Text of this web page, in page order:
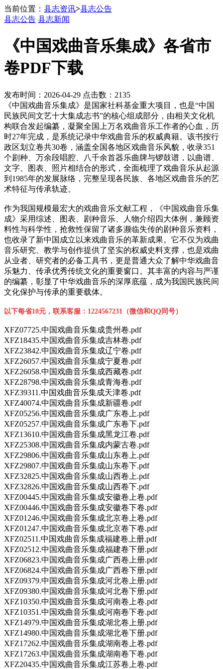
当前位置： 县志资讯>县志公告
县志公告 县志新闻
《中国戏曲音乐集成》各省市
卷PDF下载
发布时间：2026-04-29 点击数：2135
《中国戏曲音乐集成》是国家社科基金重大项目，也是“中国
民族民间文艺十大集成志书”的核心组成部分，由相关文化机
构联合发起编纂，凝聚全国上万名戏曲音乐工作者的心血，历
时27年完成，是系统记录中华戏曲音乐的权威典籍。该书按行
政区划立卷共30卷，涵盖全国各地区戏曲音乐风貌，收录351
个剧种、万余段唱腔、八千余首器乐曲牌与锣鼓谱，以曲谱、
文字、图表、照片相结合的形式，全面梳理了戏曲音乐从起源
到1985年的发展脉络，完整呈现各民族、各地区戏曲音乐的艺
术特征与传承轨迹。
作为我国规模最宏大的戏曲音乐文献工程，《中国戏曲音乐集
成》采用综述、图表、剧种音乐、人物介绍四大体例，兼顾资
料性与科学性，抢救性保留了诸多濒临失传的剧种音乐资料，
也收录了新中国成立以来戏曲音乐的革新成果。它不仅为戏曲
音乐研究、教学与创作提供了坚实的权威史料支撑，也是戏曲
从业者、研究者的必备工具书，更是普通大众了解中华戏曲音
乐魅力、传承优秀传统文化的重要窗口。其丰富的内容与严谨
的编纂，彰显了中华戏曲音乐的深厚底蕴，成为我国民族民间
文化保护与传承的重要载体。
以下每省10元，联系客服：1224567231（微信和QQ同号）
XFZ07725.中国戏曲音乐集成贵州卷.pdf
XFZ18435.中国戏曲音乐集成吉林卷.pdf
XFZ23842.中国戏曲音乐集成辽宁卷.pdf
XFZ26057.中国戏曲音乐集成宁夏卷.pdf
XFZ26058.中国戏曲音乐集成西藏卷.pdf
XFZ28798.中国戏曲音乐集成青海卷.pdf
XFZ39311.中国戏曲音乐集成天津卷.pdf
XFZ40074.中国戏曲音乐集成新疆卷.pdf
XFZ05256.中国戏曲音乐集成广东卷上.pdf
XFZ05257.中国戏曲音乐集成广东卷下.pdf
XFZ13610.中国戏曲音乐集成黑龙江卷.pdf
XFZ25308.中国戏曲音乐集成内蒙古卷.pdf
XFZ29806.中国戏曲音乐集成山东卷上.pdf
XFZ29807.中国戏曲音乐集成山东卷下.pdf
XFZ32825.中国戏曲音乐集成山西卷上.pdf
XFZ32826.中国戏曲音乐集成山西卷下.pdf
XFZ00445.中国戏曲音乐集成安徽卷上卷.pdf
XFZ00446.中国戏曲音乐集成安徽卷下卷.pdf
XFZ01246.中国戏曲音乐集成北京卷上卷.pdf
XFZ01247.中国戏曲音乐集成北京卷下卷.pdf
XFZ02511.中国戏曲音乐集成福建卷上册.pdf
XFZ02512.中国戏曲音乐集成福建卷下册.pdf
XFZ06823.中国戏曲音乐集成广西卷上册.pdf
XFZ06824.中国戏曲音乐集成广西卷下册.pdf
XFZ09379.中国戏曲音乐集成河北卷上册.pdf
XFZ09380.中国戏曲音乐集成河北卷下册.pdf
XFZ10350.中国戏曲音乐集成河南卷上卷.pdf
XFZ10351.中国戏曲音乐集成河南卷下卷.pdf
XFZ14979.中国戏曲音乐集成湖北卷上册.pdf
XFZ14980.中国戏曲音乐集成湖北卷下册.pdf
XFZ17262.中国戏曲音乐集成湖南卷上卷.pdf
XFZ17263.中国戏曲音乐集成湖南卷下卷.pdf
XFZ20435.中国戏曲音乐集成江苏卷上卷.pdf